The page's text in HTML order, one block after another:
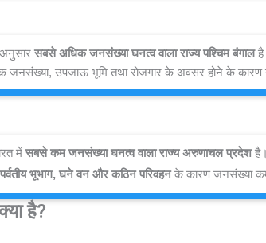
सबसे अधिक जनसंख्या घनत्व वाला राज्य पश्चिम बंगाल
जनसंख्या, उपजाऊ भूमि तथा रोजगार के अवसर होने के कारण
में सबसे कम जनसंख्या घनत्व वाला राज्य अरुणाचल प्रदेश
पर्वतीय भूभाग, घने वन और कठिन परिवहन के कारण जनसंख्या कम
है?